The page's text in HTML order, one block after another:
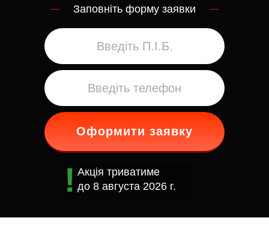
Заповніть форму заявки
Оформити заявку
Акція триватиме
до 8 августа 2026 г.